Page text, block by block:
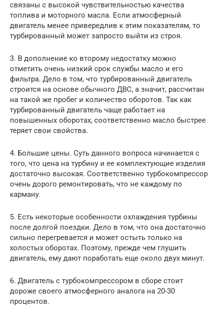
связаны с высокой чувствительностью качества
топлива и моторного масла. Если атмосферный
двигатель менее привередлив к этим показателям, то
турбированный может запросто выйти из строя.
3. В дополнение ко второму недостатку можно
отметить очень низкий срок службы масло и его
фильтра. Дело в том, что турбированный двигатель
строится на основе обычного ДВС, а значит, рассчитан
на такой же пробег и количество оборотов. Так как
турбированный двигатель чаще работает на
повышенных оборотах, соответственно масло быстрее
теряет свои свойства.
4. Большие цены. Суть данного вопроса начинается с
того, что цена на турбину и ее комплектующие изделия
достаточно высокая. Соответственно турбокомпрессор
очень дорого ремонтировать, что не каждому по
карману.
5. Есть некоторые особенности охлаждения турбины
после долгой поездки. Дело в том, что она достаточно
сильно перегревается и может остыть только на
холостых оборотах. Поэтому, прежде чем глушить
двигатель, ему дают поработать еще около двух минут.
6. Двигатель с турбокомпрессором в сборе стоит
дороже своего атмосферного аналога на 20-30
процентов.